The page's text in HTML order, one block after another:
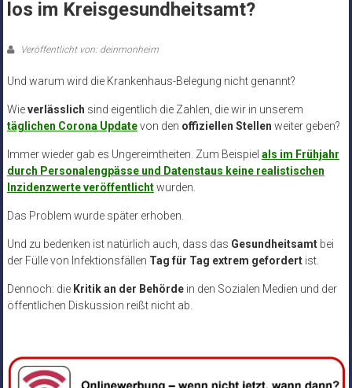
los im Kreisgesundheitsamt?
Veröffentlicht von: deinmonheim
Und warum wird die Krankenhaus-Belegung nicht genannt?
Wieverlässlich sind eigentlich die Zahlen, die wir in unserem
täglichen Corona Updatevon den offiziellen Stellen weiter geben?
Immer wieder gab es Ungereimtheiten. Zum Beispiel als im Frühjahr
durch Personalengpässe und Datenstaus keine realistischen
Inzidenzwerte veröffentlichtwurden.
Das Problem wurde später erhoben.
Und zu bedenken ist natürlich auch, dass das Gesundheitsamtbei
der Fülle von Infektionsfällen Tag für Tag extrem gefordertist.
Dennoch: die Kritik an der Behördein den Sozialen Medien und der
öffentlichen Diskussion reißt nicht ab.